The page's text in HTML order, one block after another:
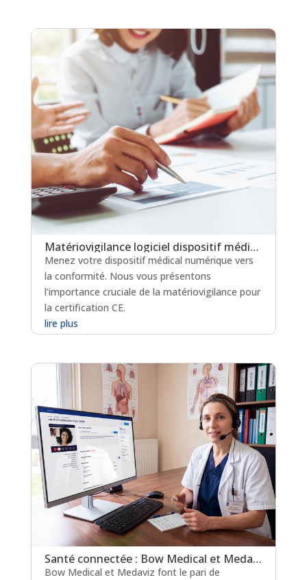
Matériovigilance logiciel dispositif médical : un levier clé pour la certification en soins critiques
Menez votre dispositif médical numérique vers
la conformité. Nous vous présentons
l’importance cruciale de la matériovigilance pour
la certification CE.
lire plus
Santé connectée : Bow Medical et Medaviz scellent une alliance technologique
Bow Medical et Medaviz font le pari de